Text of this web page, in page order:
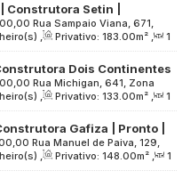
Construtora Setin |
| 03 suítes | depósito |
Rua Sampaio Viana, 671,
São Paulo, São Paulo, Brasil
, Privativo: 183.00m² ,
1
, Útil: 183.00m² ,
Dois Continentes
suítes | 02 vagas
Rua Michigan, 641, Zona
São Paulo, São Paulo,
, Privativo: 133.00m² ,
1
, Útil: 133.00m² ,
Gafiza | Pronto |
varanda gourmet | 02
Rua Manuel de Paiva, 129,
São Paulo, São Paulo,
, Privativo: 148.00m² ,
1
, Útil: 148.00m² ,